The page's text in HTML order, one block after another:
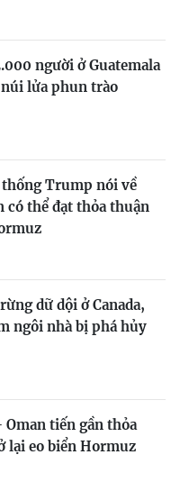
người ở Guatemala
lửa phun trào
Trump nói về
có thể đạt thỏa thuận
dữ dội ở Canada,
ngôi nhà bị phá hủy
tiến gần thỏa
lại eo biển Hormuz